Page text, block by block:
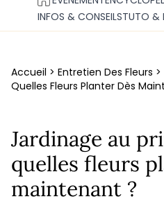
INFOS & CONSEILSTUTO &
Accueil > Entretien Des Fleurs >
Quelles Fleurs Planter Dès
Jardinage au
quelles fleurs
maintenant ?